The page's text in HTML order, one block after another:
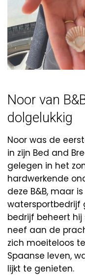
Noor van
dolgelukkig
Noor was de
in zijn Bed and
gelegen in het
hardwerkende
deze B&B, maar
watersportbedrijf
bedrijf beheert
neef aan de
zich moeiteloos
Spaanse leven,
lijkt te genieten.